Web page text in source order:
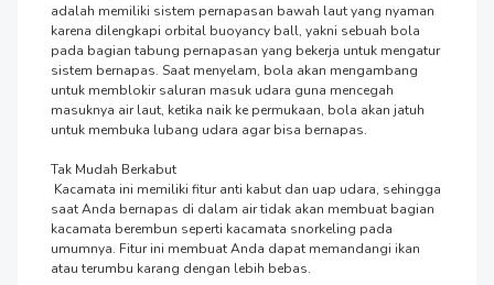
adalah memiliki sistem pernapasan bawah laut yang nyaman
karena dilengkapi orbital buoyancy ball, yakni sebuah bola
pada bagian tabung pernapasan yang bekerja untuk mengatur
sistem bernapas. Saat menyelam, bola akan mengambang
untuk memblokir saluran masuk udara guna mencegah
masuknya air laut, ketika naik ke permukaan, bola akan jatuh
untuk membuka lubang udara agar bisa bernapas.
Tak Mudah Berkabut
saat Anda bernapas di dalam air tidak akan membuat bagian
kacamata berembun seperti kacamata snorkeling pada
umumnya. Fitur ini membuat Anda dapat memandangi ikan
atau terumbu karang dengan lebih bebas.